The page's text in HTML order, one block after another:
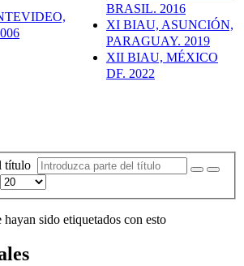
BRASIL. 2016
XI BIAU, ASUNCIÓN,
PARAGUAY. 2019
XII BIAU, MÉXICO
DF. 2022
título
sido etiquetados con esto